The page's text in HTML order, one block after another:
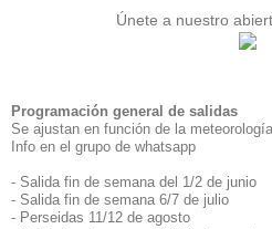
Únete a nuestro
Programación general de salidas
Se ajustan en función de la
Info en el grupo de whatsapp
- Salida fin de semana del 1/2 de junio
- Salida fin de semana 6/7 de julio
- Perseidas 11/12 de agosto